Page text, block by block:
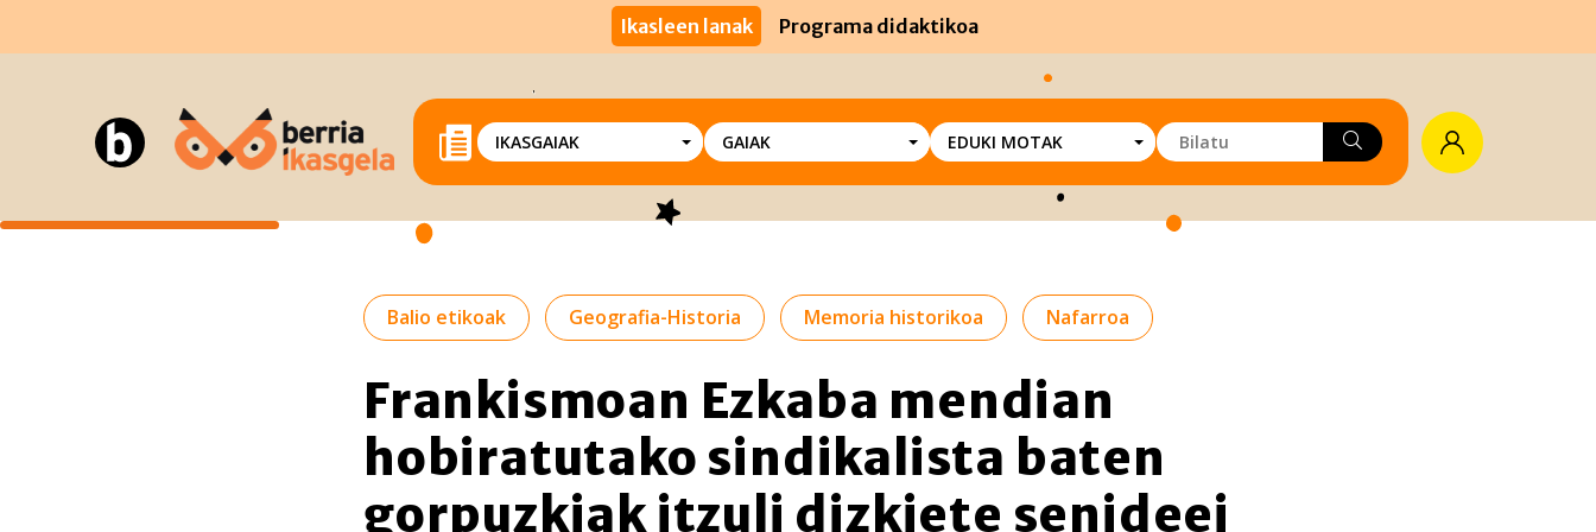
Ikasleen lanak Programa didaktikoa
IKASGAIAK GAIAK EDUKI MOTAK
Balio etikoak Geografia-Historia Memoria historikoa Nafarroa
Frankismoan Ezkaba mendian
hobiratutako sindikalista baten
gorpuzkiak itzuli dizkiete senideei